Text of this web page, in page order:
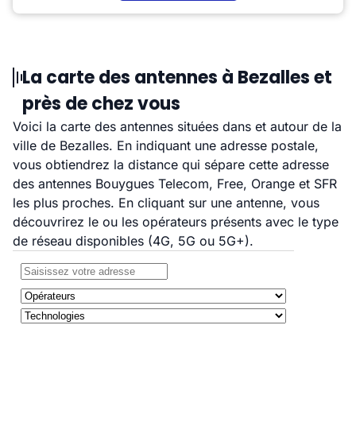
La carte des antennes à Bezalles et
près de chez vous
Voici la carte des antennes situées dans et autour de la
ville de Bezalles. En indiquant une adresse postale,
vous obtiendrez la distance qui sépare cette adresse
des antennes Bouygues Telecom, Free, Orange et SFR
les plus proches. En cliquant sur une antenne, vous
découvrirez le ou les opérateurs présents avec le type
de réseau disponibles (4G, 5G ou 5G+).